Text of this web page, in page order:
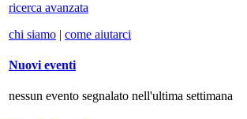
ricerca avanzata
chi siamo | come aiutarci
Nuovi eventi
nessun evento segnalato nell'ultima settimana